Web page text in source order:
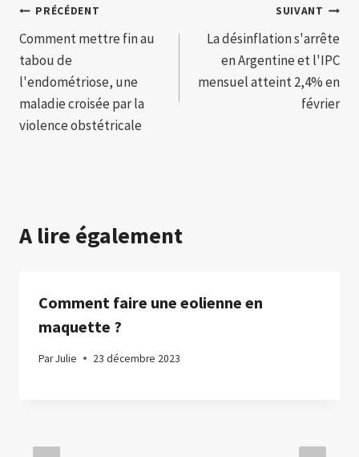
Navigation
de
l’article
PRÉCÉDENT
Comment mettre fin au
tabou de
l'endométriose, une
maladie croisée par la
violence obstétricale
SUIVANT
La désinflation s'arrête
en Argentine et l'IPC
mensuel atteint 2,4% en
février
A lire également
Comment faire une eolienne en
maquette ?
ParJulie 23 décembre 2023